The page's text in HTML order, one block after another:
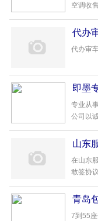
空调收
代办
代办审
即墨
专业从
公司以
山东
在山东
敢签协
青岛
7到55